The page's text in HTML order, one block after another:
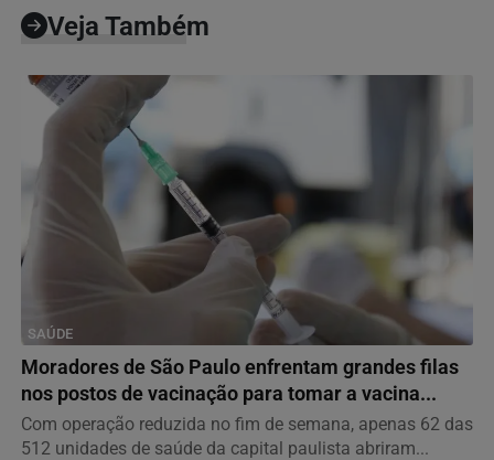
Veja Também
SAÚDE
Moradores de São Paulo enfrentam grandes filas
nos postos de vacinação para tomar a vacina...
Com operação reduzida no fim de semana, apenas 62 das
512 unidades de saúde da capital paulista abriram...